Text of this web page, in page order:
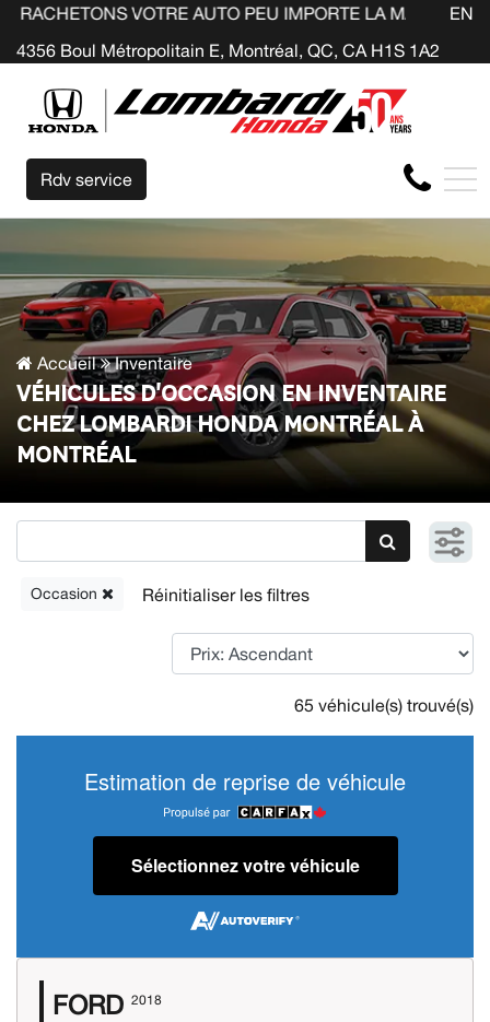
AUTO PEU IMPORTE LA MARQUE AVANT LA FIN DE
4356 Boul Métropolitain E, Montréal, QC, CA H1S 1A2
EN
Rdv service
Accueil Inventaire
VÉHICULES D'OCCASION EN INVENTAIRE
CHEZ LOMBARDI HONDA MONTRÉAL À
MONTRÉAL
Occasion
65 véhicule(s) trouvé(s)
Estimation de reprise de véhicule
Sélectionnez votre véhicule
FORD 2018